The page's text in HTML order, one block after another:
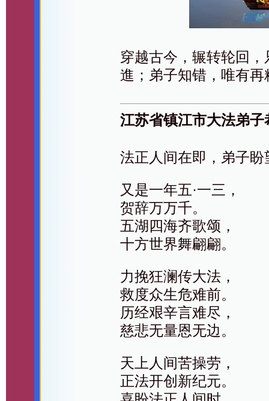
穿越古今，辗转轮回
進；弟子知错，唯有
江苏省镇江市大法弟
法正人间在即，弟子
又是一年五·一三，
贺辞万万千。
五湖四海齐歌颂，
十方世界舞翩翩。
力挽狂澜传大法，
救度众生危难前。
历经艰辛言难尽，
慈悲无量恩无边。
天上人间苦操劳，
正法开创新纪元。